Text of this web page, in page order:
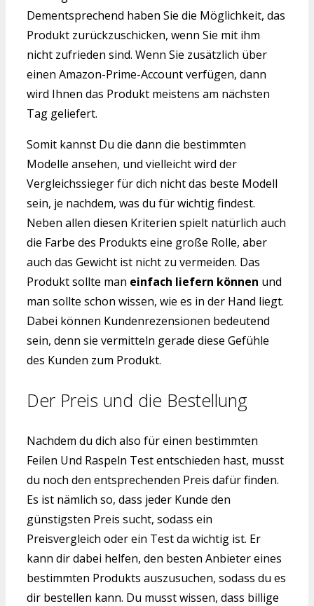
Dementsprechend haben Sie die Möglichkeit, das
Produkt zurückzuschicken, wenn Sie mit ihm
nicht zufrieden sind. Wenn Sie zusätzlich über
einen Amazon-Prime-Account verfügen, dann
wird Ihnen das Produkt meistens am nächsten
Tag geliefert.
Somit kannst Du die dann die bestimmten
Modelle ansehen, und vielleicht wird der
Vergleichssieger für dich nicht das beste Modell
sein, je nachdem, was du für wichtig findest.
Neben allen diesen Kriterien spielt natürlich auch
die Farbe des Produkts eine große Rolle, aber
auch das Gewicht ist nicht zu vermeiden. Das
Produkt sollte man einfach liefern können und
man sollte schon wissen, wie es in der Hand liegt.
Dabei können Kundenrezensionen bedeutend
sein, denn sie vermitteln gerade diese Gefühle
des Kunden zum Produkt.
Der Preis und die Bestellung
Nachdem du dich also für einen bestimmten
Feilen Und Raspeln Test entschieden hast, musst
du noch den entsprechenden Preis dafür finden.
Es ist nämlich so, dass jeder Kunde den
günstigsten Preis sucht, sodass ein
Preisvergleich oder ein Test da wichtig ist. Er
kann dir dabei helfen, den besten Anbieter eines
bestimmten Produkts auszusuchen, sodass du es
dir bestellen kann. Du musst wissen, dass billige